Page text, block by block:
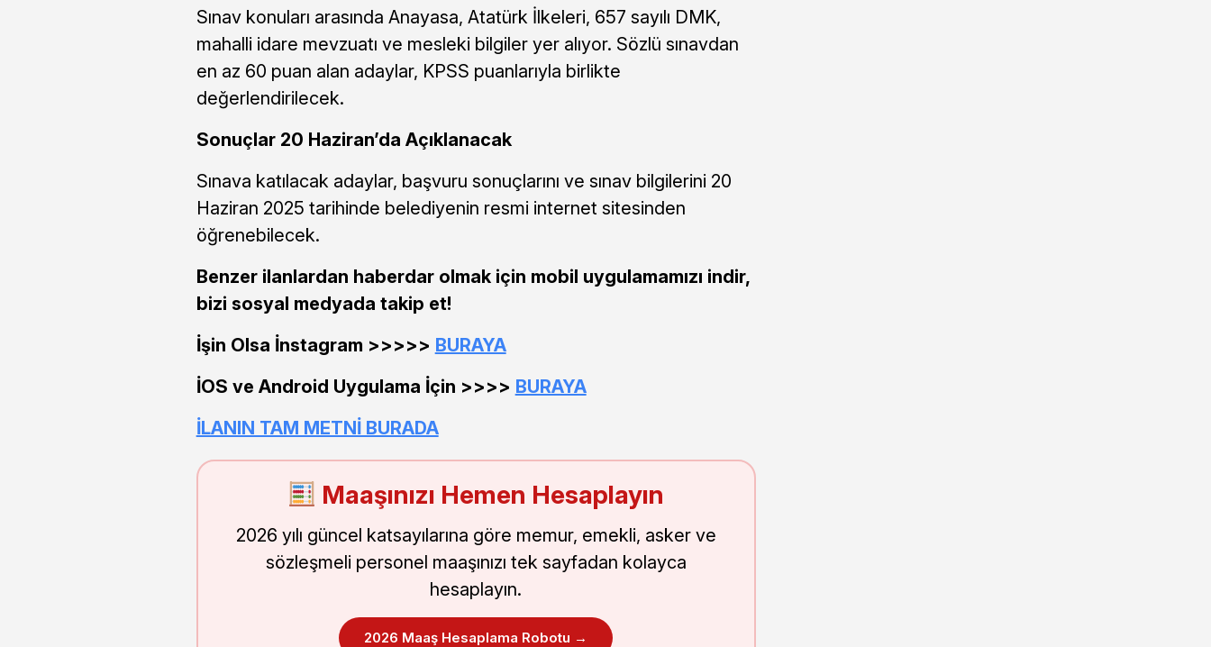
Sınav konuları arasında Anayasa, Atatürk İlkeleri, 657 sayılı DMK,
mahalli idare mevzuatı ve mesleki bilgiler yer alıyor. Sözlü sınavdan
en az 60 puan alan adaylar, KPSS puanlarıyla birlikte
değerlendirilecek.
Sonuçlar 20 Haziran’da Açıklanacak
Sınava katılacak adaylar, başvuru sonuçlarını ve sınav bilgilerini 20
Haziran 2025 tarihinde belediyenin resmi internet sitesinden
öğrenebilecek.
Benzer ilanlardan haberdar olmak için mobil uygulamamızı indir,
bizi sosyal medyada takip et!
İşin Olsa İnstagram >>>>> BURAYA
İOS ve Android Uygulama İçin >>>> BURAYA
İLANIN TAM METNİ BURADA
Maaşınızı Hemen Hesaplayın
2026 yılı güncel katsayılarına göre memur, emekli, asker ve
sözleşmeli personel maaşınızı tek sayfadan kolayca
hesaplayın.
2026 Maaş Hesaplama Robotu →